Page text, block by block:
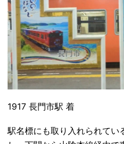
1917 長門市駅 着
駅名標にも取り入れられてい